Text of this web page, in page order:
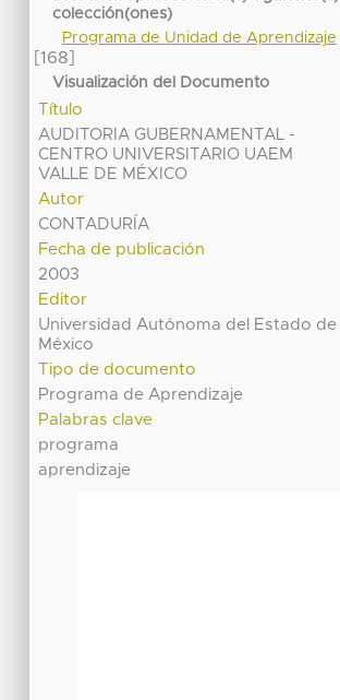
colección(ones)
Programa de Unidad de Aprendizaje
[168]
Visualización del Documento
Título
AUDITORIA GUBERNAMENTAL -
CENTRO UNIVERSITARIO UAEM
VALLE DE MÉXICO
Autor
CONTADURÍA
Fecha de publicación
2003
Editor
Universidad Autónoma del Estado de
México
Tipo de documento
Programa de Aprendizaje
Palabras clave
programa
aprendizaje